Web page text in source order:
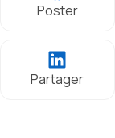
Poster
Partager